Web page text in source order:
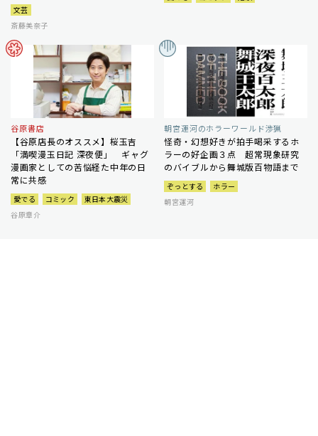
文芸
斎藤美奈子
谷原書店
【谷原店長のオススメ】桜玉吉
「満喫漫玉日記 深夜便」 ギャグ
漫画家としての苦悩経た中年の日
常に共感
愛でる コミック
東日本大震災
谷原章介
朝宮運河のホラーワールド渉猟
怪奇・幻想好きが拍手喝采するホ
ラーの好企画３点 超常現象研究
のバイブルから舞城版百物語まで
ぞっとする
ホラー
朝宮運河